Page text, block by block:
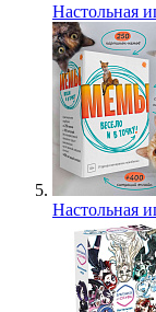
Настольная
Настольная